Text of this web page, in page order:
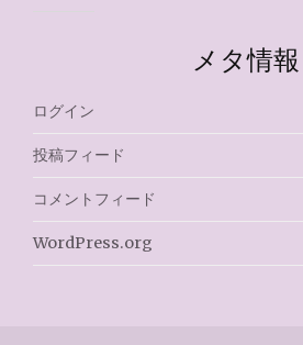
メタ情報
ログイン
投稿フィード
コメントフィード
WordPress.org